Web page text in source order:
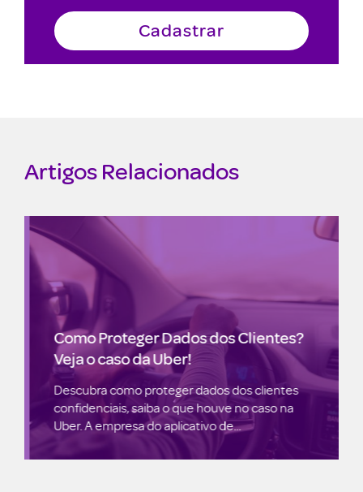
Artigos Relacionados
Como Proteger Dados dos Clientes?
Veja o caso da Uber!
Descubra como proteger dados dos clientes
confidenciais, saiba o que houve no caso na
Uber. A empresa do aplicativo de...